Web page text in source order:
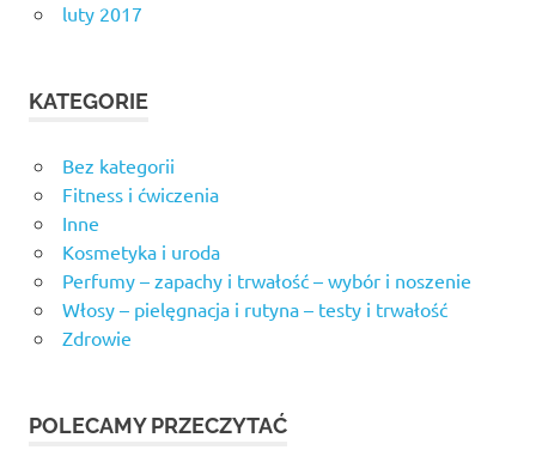
luty 2017
KATEGORIE
Bez kategorii
Fitness i ćwiczenia
Inne
Kosmetyka i uroda
Perfumy – zapachy i trwałość – wybór i noszenie
Włosy – pielęgnacja i rutyna – testy i trwałość
Zdrowie
POLECAMY PRZECZYTAĆ